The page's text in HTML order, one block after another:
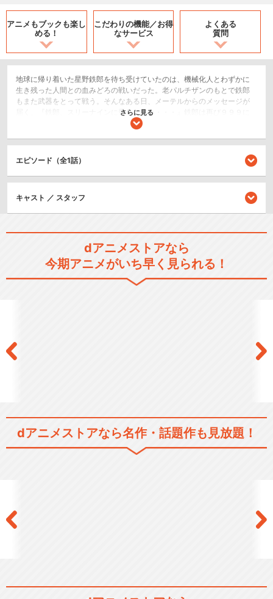
アニメもブックも楽し
める！
こだわりの機能／お得
なサービス
よくある
質問
地球に帰り着いた星野鉄郎を待ち受けていたのは、機械化人とわずかに
生き残った人間との血みどろの戦いだった。老パルチザンのもとで鉄郎
もまた武器をとって戦う。そんなある日、メーテルからのメッセージが
届く。『鉄郎、スリーナインに乗りなさい・・・』鉄郎は再び９９９に
乗り、果てしない宇宙へと旅立った。昔とすっかり変わった９９９号
もつ新しいウエイトレス、メタルメナが乗っていた。やがてたどりつい
た最初の停車駅があるラーメタル星。そこは、メーテルの生まれ故郷で
あった。その星でミャウダーという若者と出会い深い友情を結んだ鉄郎
は、信じられない噂を聞く。「メーテルこそプロメシューム。メーテル
銀河鉄道999 出発篇
銀河鉄道999 君は戦士のよ
うに生きられるか！！
さらに見る
エピソード（全1話）
キャスト ／ スタッフ
dアニメストアなら
今期アニメがいち早く見られる！
dアニメストアなら名作・話題作も見放題！